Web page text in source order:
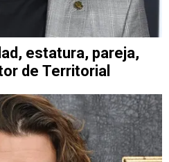
estatura, pareja,
de Territorial